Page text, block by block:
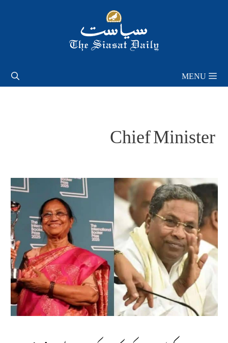
MENU
Chief Minister